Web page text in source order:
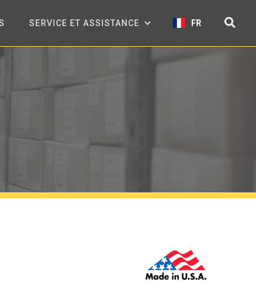
SERVICE ET ASSISTANCE FR